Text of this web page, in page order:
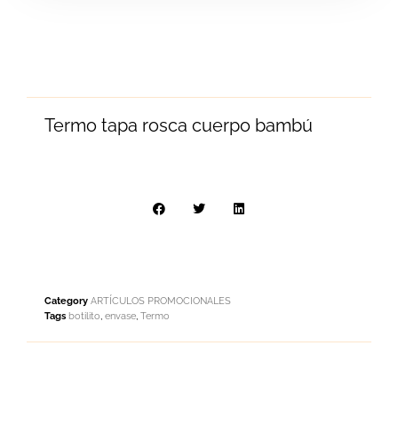
Termo tapa rosca cuerpo bambú
Category ARTÍCULOS PROMOCIONALES
Tags botilito envase Termo